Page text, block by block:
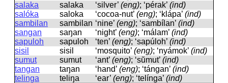
salaka
salaka ‘silver’ (eng); ‘pérak’ (ind)
salóka
saloka ‘cocoa-nut’ (eng); ‘klápa’ (ind)
sambilan
sambilan ‘nine’ (eng); ‘sambílan’ (ind)
sangan
saŋan ‘night’ (eng); ‘málam’ (ind)
sapuloh
sapuloh ‘ten’ (eng); ‘sapúloh’ (ind)
sisil
sisil ‘mosquito’ (eng); ‘nyámok’ (ind)
sumut
sumut ‘ant’ (eng); ‘sŭmut’ (ind)
tangan
taŋan ‘hand’ (eng); ‘tángan’ (ind)
telinga
teliŋa ‘ear’ (eng); ‘telínga’ (ind)